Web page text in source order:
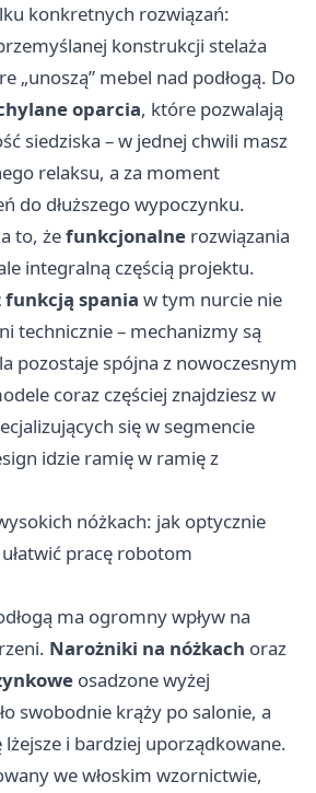
konkretnych rozwiązań:
konstrukcji stelaża
„unoszą” mebel nad podłogą. Do
oparcia, które pozwalają
siedziska – w jednej chwili masz
relaksu, a za moment
do dłuższego wypoczynku.
to, żefunkcjonalne rozwiązania
integralną częścią projektu.
funkcją spania w tym nurcie nie
technicznie – mechanizmy są
pozostaje spójna z nowoczesnym
coraz częściej znajdziesz w
się w segmencie
idzie ramię w ramię z
nóżkach: jak optycznie
pracę robotom
ma ogromny wpływ na
Narożniki na nóżkach oraz
osadzone wyżej
swobodnie krąży po salonie, a
i bardziej uporządkowane.
we włoskim wzornictwie,